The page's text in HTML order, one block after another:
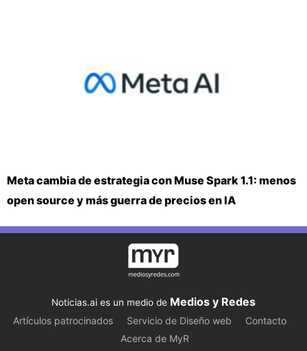
Meta cambia de estrategia con Muse Spark 1.1: menos
open source y más guerra de precios en IA
Noticias.ai es un medio de Medios y Redes
Artículos patrocinados Servicio de Diseño web
Contacto
Acerca de MyR